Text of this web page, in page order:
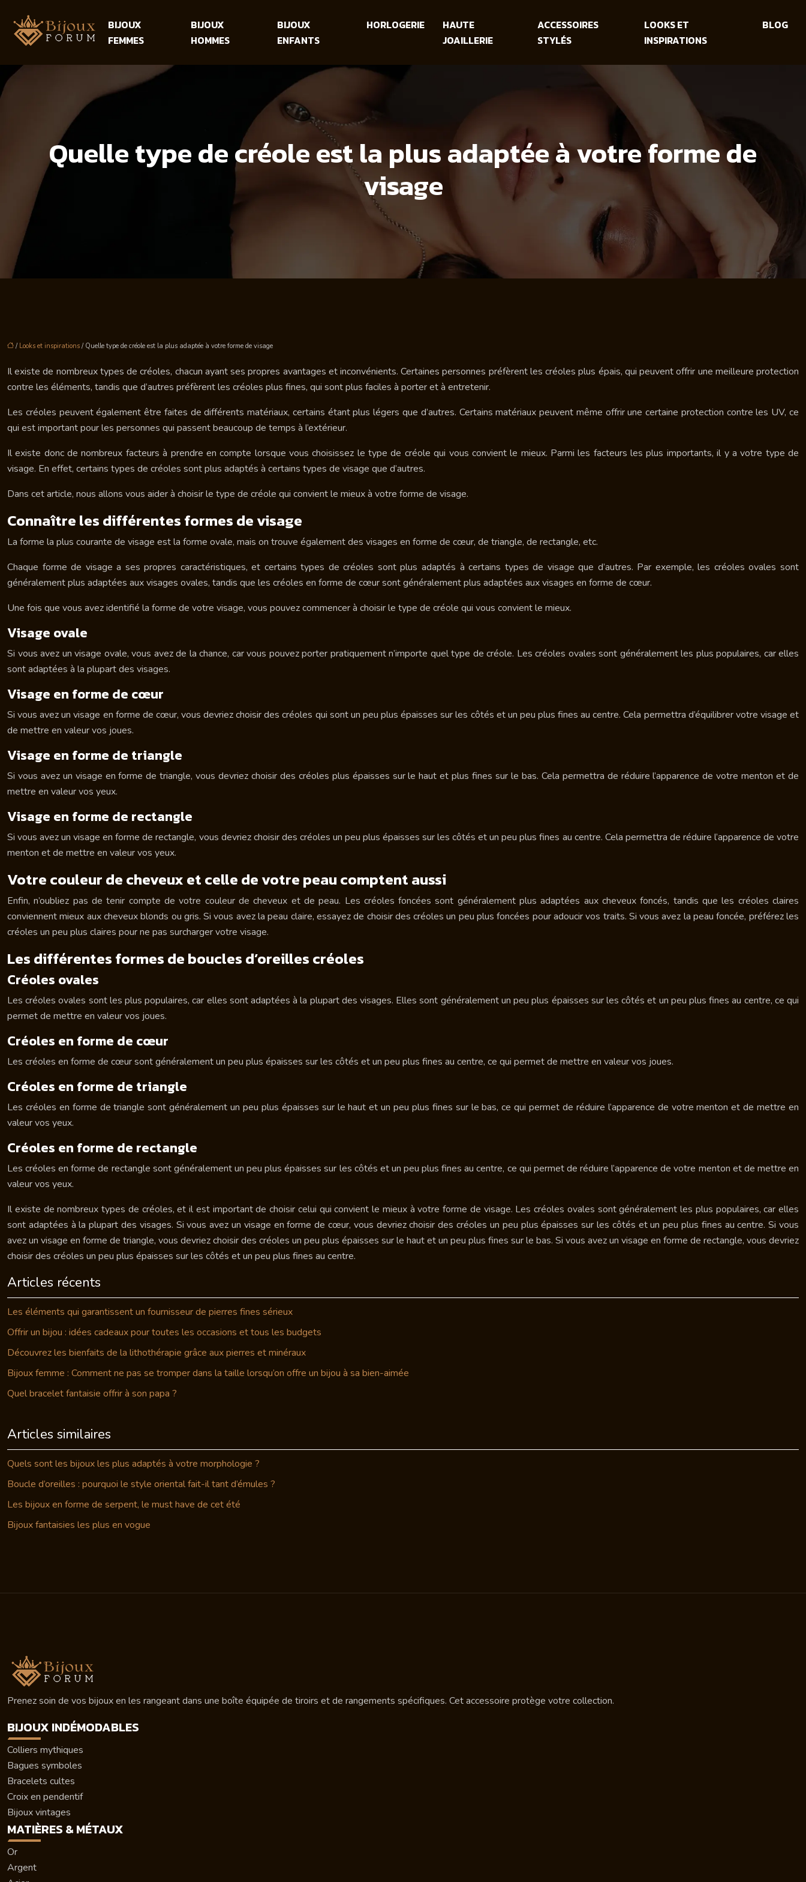
BIJOUX
FEMMES
BIJOUX
HOMMES
BIJOUX
ENFANTS
HORLOGERIE
HAUTE
JOAILLERIE
ACCESSOIRES
STYLÉS
LOOKS ET
INSPIRATIONS
BLOG
Quelle type de créole est la plus adaptée à votre forme de
visage
/ Looks et inspirations / Quelle type de créole est la plus adaptée à votre forme de visage
Il existe de nombreux types de créoles, chacun ayant ses propres avantages et inconvénients. Certaines personnes préfèrent les créoles plus épais, qui peuvent offrir une meilleure protection
contre les éléments, tandis que d’autres préfèrent les créoles plus fines, qui sont plus faciles à porter et à entretenir.
Les créoles peuvent également être faites de différents matériaux, certains étant plus légers que d’autres. Certains matériaux peuvent même offrir une certaine protection contre les UV, ce
qui est important pour les personnes qui passent beaucoup de temps à l’extérieur.
Il existe donc de nombreux facteurs à prendre en compte lorsque vous choisissez le type de créole qui vous convient le mieux. Parmi les facteurs les plus importants, il y a votre type de
visage. En effet, certains types de créoles sont plus adaptés à certains types de visage que d’autres.
Dans cet article, nous allons vous aider à choisir le type de créole qui convient le mieux à votre forme de visage.
Connaître les différentes formes de visage
La forme la plus courante de visage est la forme ovale, mais on trouve également des visages en forme de cœur, de triangle, de rectangle, etc.
Chaque forme de visage a ses propres caractéristiques, et certains types de créoles sont plus adaptés à certains types de visage que d’autres. Par exemple, les créoles ovales sont
généralement plus adaptées aux visages ovales, tandis que les créoles en forme de cœur sont généralement plus adaptées aux visages en forme de cœur.
Une fois que vous avez identifié la forme de votre visage, vous pouvez commencer à choisir le type de créole qui vous convient le mieux.
Visage ovale
Si vous avez un visage ovale, vous avez de la chance, car vous pouvez porter pratiquement n’importe quel type de créole. Les créoles ovales sont généralement les plus populaires, car elles
sont adaptées à la plupart des visages.
Visage en forme de cœur
Si vous avez un visage en forme de cœur, vous devriez choisir des créoles qui sont un peu plus épaisses sur les côtés et un peu plus fines au centre. Cela permettra d’équilibrer votre visage et
de mettre en valeur vos joues.
Visage en forme de triangle
Si vous avez un visage en forme de triangle, vous devriez choisir des créoles plus épaisses sur le haut et plus fines sur le bas. Cela permettra de réduire l’apparence de votre menton et de
mettre en valeur vos yeux.
Visage en forme de rectangle
Si vous avez un visage en forme de rectangle, vous devriez choisir des créoles un peu plus épaisses sur les côtés et un peu plus fines au centre. Cela permettra de réduire l’apparence de votre
menton et de mettre en valeur vos yeux.
Votre couleur de cheveux et celle de votre peau comptent aussi
Enfin, n’oubliez pas de tenir compte de votre couleur de cheveux et de peau. Les créoles foncées sont généralement plus adaptées aux cheveux foncés, tandis que les créoles claires
conviennent mieux aux cheveux blonds ou gris. Si vous avez la peau claire, essayez de choisir des créoles un peu plus foncées pour adoucir vos traits. Si vous avez la peau foncée, préférez les
créoles un peu plus claires pour ne pas surcharger votre visage.
Les différentes formes de boucles d’oreilles créoles
Créoles ovales
Les créoles ovales sont les plus populaires, car elles sont adaptées à la plupart des visages. Elles sont généralement un peu plus épaisses sur les côtés et un peu plus fines au centre, ce qui
permet de mettre en valeur vos joues.
Créoles en forme de cœur
Les créoles en forme de cœur sont généralement un peu plus épaisses sur les côtés et un peu plus fines au centre, ce qui permet de mettre en valeur vos joues.
Créoles en forme de triangle
Les créoles en forme de triangle sont généralement un peu plus épaisses sur le haut et un peu plus fines sur le bas, ce qui permet de réduire l’apparence de votre menton et de mettre en
valeur vos yeux.
Créoles en forme de rectangle
Les créoles en forme de rectangle sont généralement un peu plus épaisses sur les côtés et un peu plus fines au centre, ce qui permet de réduire l’apparence de votre menton et de mettre en
valeur vos yeux.
Il existe de nombreux types de créoles, et il est important de choisir celui qui convient le mieux à votre forme de visage. Les créoles ovales sont généralement les plus populaires, car elles
sont adaptées à la plupart des visages. Si vous avez un visage en forme de cœur, vous devriez choisir des créoles un peu plus épaisses sur les côtés et un peu plus fines au centre. Si vous
avez un visage en forme de triangle, vous devriez choisir des créoles un peu plus épaisses sur le haut et un peu plus fines sur le bas. Si vous avez un visage en forme de rectangle, vous devriez
choisir des créoles un peu plus épaisses sur les côtés et un peu plus fines au centre.
Articles récents
Les éléments qui garantissent un fournisseur de pierres fines sérieux
Offrir un bijou : idées cadeaux pour toutes les occasions et tous les budgets
Découvrez les bienfaits de la lithothérapie grâce aux pierres et minéraux
Bijoux femme : Comment ne pas se tromper dans la taille lorsqu’on offre un bijou à sa bien-aimée
Quel bracelet fantaisie offrir à son papa ?
Articles similaires
Quels sont les bijoux les plus adaptés à votre morphologie ?
Boucle d’oreilles : pourquoi le style oriental fait-il tant d’émules ?
Les bijoux en forme de serpent, le must have de cet été
Bijoux fantaisies les plus en vogue
Prenez soin de vos bijoux en les rangeant dans une boîte équipée de tiroirs et de rangements spécifiques. Cet accessoire protège votre collection.
BIJOUX INDÉMODABLES
Colliers mythiques
Bagues symboles
Bracelets cultes
Croix en pendentif
Bijoux vintages
MATIÈRES & MÉTAUX
Or
Argent